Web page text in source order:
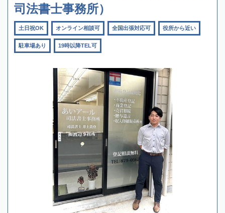
司法書士事務所）
土日祝OK オンライン相談可 全国出張対応可 役所から近い
駐車場あり 19時以降TEL可